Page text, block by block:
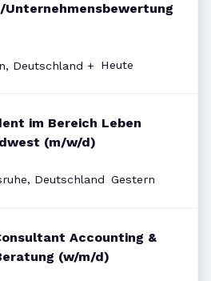
Unternehmensbewertung
Deutschland + Veröffentlicht
Heute
im Bereich Leben
(m/w/d)
Deutschland Veröffentlicht
Gestern
Accounting &
(w/m/d)